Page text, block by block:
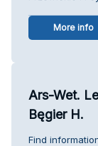
More info
Ars-Wet.
Bęgier H.
Find